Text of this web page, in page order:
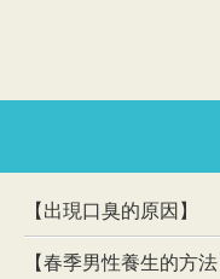
【出現口臭的原因】
【春季男性養生的方法